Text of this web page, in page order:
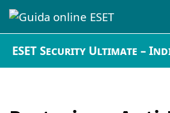
ESET Security Ultimate –